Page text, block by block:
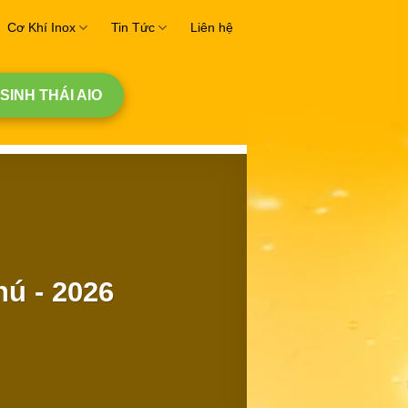
Cơ Khí Inox Tin Tức Liên hệ
THÁI AIO
- 2026